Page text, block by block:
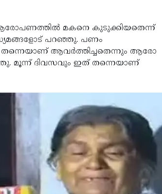
മകനെ കുടുക്കിയതെന്ന്
പറഞ്ഞു. പണം
തന്നെയാണ് ആവര്‍ത്തിച്ചതെന്നും ആരോ
മൂന്ന് ദിവസവും ഇത് തന്നെയാണ്